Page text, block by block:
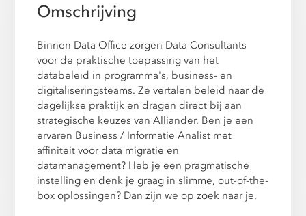
Omschrijving
Binnen Data Office zorgen Data Consultants
voor de praktische toepassing van het
databeleid in programma's, business- en
digitaliseringsteams. Ze vertalen beleid naar de
dagelijkse praktijk en dragen direct bij aan
strategische keuzes van Alliander. Ben je een
ervaren Business / Informatie Analist met
affiniteit voor data migratie en
datamanagement? Heb je een pragmatische
instelling en denk je graag in slimme, out-of-the-
box oplossingen? Dan zijn we op zoek naar je.